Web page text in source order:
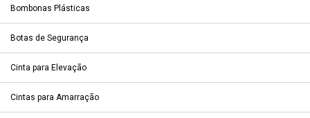
Bombonas Plásticas
Botas de Segurança
Cinta para Elevação
Cintas para Amarração